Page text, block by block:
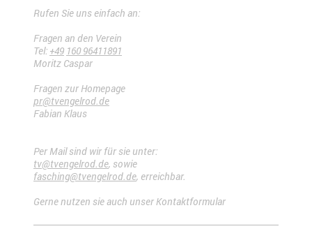
Rufen Sie uns einfach an:
Fragen an den Verein
Tel: +49 160 96411891
Moritz Caspar
Fragen zur Homepage
pr@tvengelrod.de
Fabian Klaus
Per Mail sind wir für sie unter:
tv@tvengelrod.de, sowie
fasching@tvengelrod.de, erreichbar.
Gerne nutzen sie auch unser Kontaktformular